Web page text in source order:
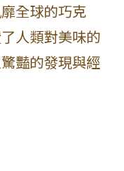
全球的巧克
人類對美味的
豔的發現與經